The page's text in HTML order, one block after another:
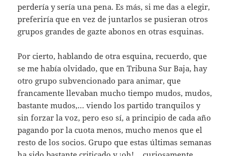
perdería y sería una pena. Es más, si me das a elegir,
preferiría que en vez de juntarlos se pusieran otros
grupos grandes de gazte abonos en otras esquinas.
Por cierto, hablando de otra esquina, recuerdo, que
se me había olvidado, que en Tribuna Sur Baja, hay
otro grupo subvencionado para animar, que
francamente llevaban mucho tiempo mudos, mudos,
bastante mudos,… viendo los partido tranquilos y
sin forzar la voz, pero eso sí, a principio de cada año
pagando por la cuota menos, mucho menos que el
resto de los socios. Grupo que estas últimas semanas